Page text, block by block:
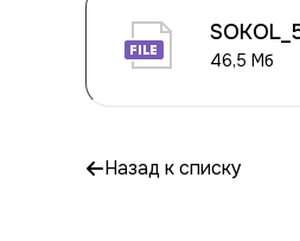
46,5 Мб
Назад к списку